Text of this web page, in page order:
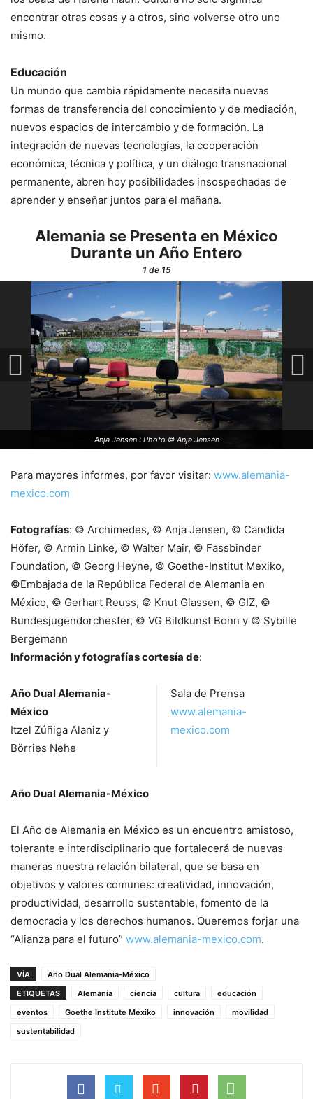
encontrar otras cosas y a otros, sino volverse otro uno
mismo.
Educación
Un mundo que cambia rápidamente necesita nuevas
formas de transferencia del conocimiento y de mediación,
nuevos espacios de intercambio y de formación. La
integración de nuevas tecnologías, la cooperación
económica, técnica y política, y un diálogo transnacional
permanente, abren hoy posibilidades insospechadas de
aprender y enseñar juntos para el mañana.
Alemania se Presenta en México
Durante un Año Entero
1de 15
Anja Jensen : Photo © Anja Jensen
Para mayores informes, por favor visitar: www.alemania-
mexico.com
Fotografías: © Archimedes, © Anja Jensen, © Candida
Höfer, © Armin Linke, © Walter Mair, © Fassbinder
Foundation, © Georg Heyne, © Goethe-Institut Mexiko,
©Embajada de la República Federal de Alemania en
México, © Gerhart Reuss, © Knut Glassen, © GIZ, ©
Bundesjugendorchester, © VG Bildkunst Bonn y © Sybille
Bergemann
Información y fotografías cortesía de:
Año Dual Alemania-
México
Itzel Zúñiga Alaniz y
Börries Nehe
Sala de Prensa
www.alemania-
mexico.com
Año Dual Alemania-México
El Año de Alemania en México es un encuentro amistoso,
tolerante e interdisciplinario que fortalecerá de nuevas
maneras nuestra relación bilateral, que se basa en
objetivos y valores comunes: creatividad, innovación,
productividad, desarrollo sustentable, fomento de la
democracia y los derechos humanos. Queremos forjar una
“Alianza para el futuro” www.alemania-mexico.com.
VÍA
Año Dual Alemania-México
ETIQUETAS
Alemania ciencia cultura
educación
eventos
Goethe Institute Mexiko innovación
movilidad
sustentabilidad